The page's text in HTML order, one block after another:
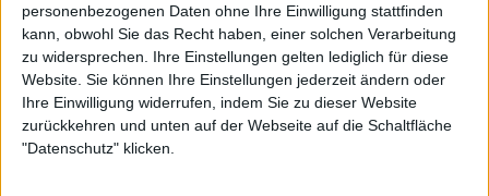
personenbezogenen Daten ohne Ihre Einwilligung stattfinden
kann, obwohl Sie das Recht haben, einer solchen Verarbeitung
zu widersprechen. Ihre Einstellungen gelten lediglich für diese
Website. Sie können Ihre Einstellungen jederzeit ändern oder
Ihre Einwilligung widerrufen, indem Sie zu dieser Website
zurückkehren und unten auf der Webseite auf die Schaltfläche
"Datenschutz" klicken.